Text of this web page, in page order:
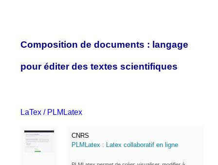
Composition de documents : langage
pour éditer des textes scientifiques
LaTex / PLMLatex
CNRS
PLMLatex : Latex collaboratif en ligne